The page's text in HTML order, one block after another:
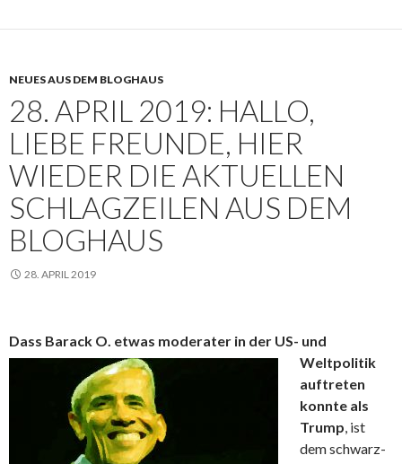
NEUES AUS DEM BLOGHAUS
28. APRIL 2019: HALLO,
LIEBE FREUNDE, HIER
WIEDER DIE AKTUELLEN
SCHLAGZEILEN AUS DEM
BLOGHAUS
28. APRIL 2019
Dass Barack O. etwas moderater in der US- und
Weltpolitik
auftreten
konnte als
Trump, ist
dem schwarz-